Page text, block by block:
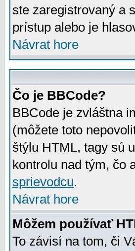
ste zaregistrovaný a
prístup alebo je
Návrat hore
Čo je BBCode?
BBCode je zvláštna
(môžete toto
štýlu HTML, tagy sú
kontrolu nad tým, čo
sprievodcu.
Návrat hore
Môžem používať
To závisí na tom, či